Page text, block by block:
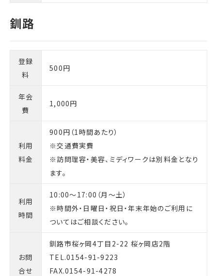
登録
料
500円
年会
費
1,000円
利用
料金
900円（1時間あたり）
※交通費実費
※訪問理容・美容、ミディワークは別料金となり
ます。
利用
時間
10:00～17:00（月～土）
※時間外・日曜日・祝日・年末年始のご利用に
ついてはご相談ください。
お問
合せ
釧路市桜ヶ岡4丁目2-22 桜ヶ岡店2階
TEL.0154-91-9223
FAX.0154-91-4278